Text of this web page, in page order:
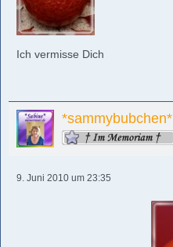
Ich vermisse Dich
*sammybubchen*
9. Juni 2010 um 23:35